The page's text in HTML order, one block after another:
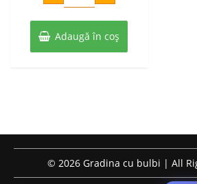
fost:
40 lei.
19 lei.
Reticulata
10
buc
Adaugă în coș
© 2026 Gradina cu bulbi | All